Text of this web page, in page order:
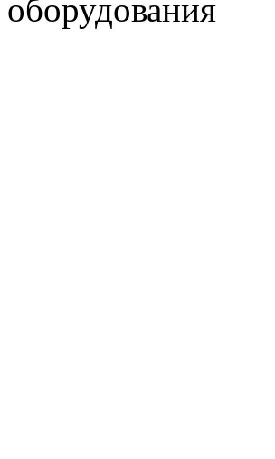
оборудования